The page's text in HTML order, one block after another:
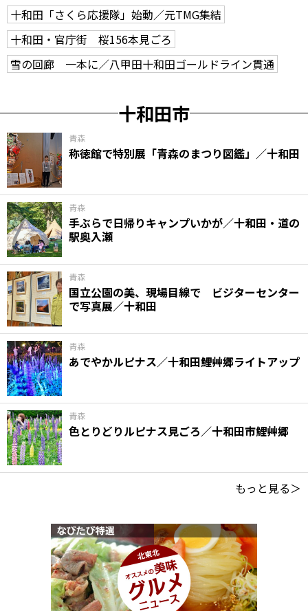
十和田「さくら応援隊」始動／元TMG集結
十和田・官庁街 桜156本見ごろ
雪の回廊 一本に／八甲田十和田ゴールドライン貫通
十和田市
青森
称徳館で特別展「青森のまつり図鑑」／十和田
青森
手ぶらで日帰りキャンプいかが／十和田・道の
駅奥入瀬
青森
国立公園の美、現場目線で ビジターセンター
で写真展／十和田
青森
あでやかルピナス／十和田鯉艸郷ライトアップ
青森
色とりどりルピナス見ごろ／十和田市鯉艸郷
もっと見る＞